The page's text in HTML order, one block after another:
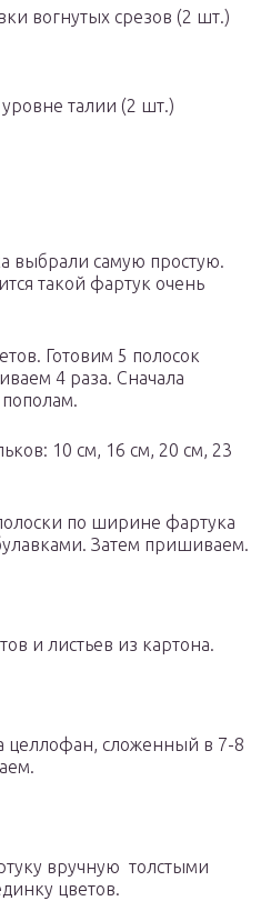
вогнутых срезов (2 шт.)
талии (2 шт.)
выбрали самую простую.
такой фартук очень
Готовим 5 полосок
4 раза. Сначала
10 см, 16 см, 20 см, 23
по ширине фартука
Затем пришиваем.
и листьев из картона.
целлофан, сложенный в 7-8
вручную толстыми
цветов.